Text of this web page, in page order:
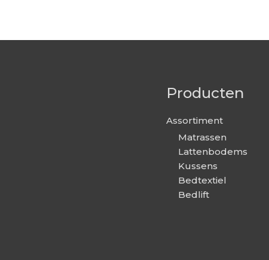
Producten
Assortiment
Matrassen
Lattenbodems
Kussens
Bedtextiel
Bedlift